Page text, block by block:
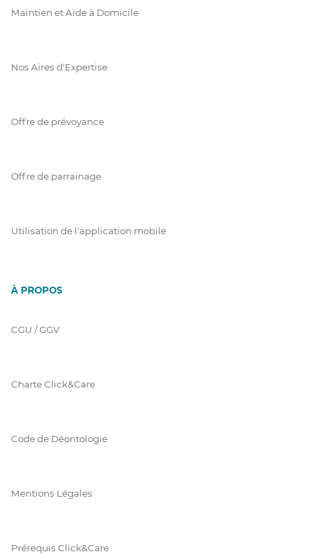
Maintien et Aide à Domicile
Nos Aires d'Expertise
Offre de prévoyance
Offre de parrainage
Utilisation de l'application mobile
À PROPOS
CGU / GGV
Charte Click&Care
Code de Déontologie
Mentions Légales
Prérequis Click&Care